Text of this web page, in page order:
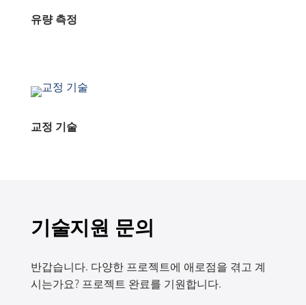
유량 측정
교정 기술
기술지원 문의
반갑습니다. 다양한 프로젝트에 애로점을 겪고 계
시는가요? 프로젝트 완료를 기원합니다.